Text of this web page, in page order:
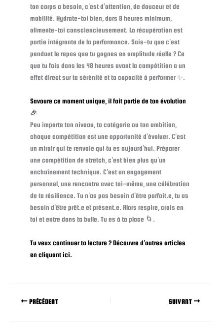
ton corps a besoin, c’est d’attention, de douceur et de
mobilité. Hydrate-toi bien, dors 8 heures minimum,
alimente-toi consciencieusement. La récupération est
partie intégrante de la performance. Sais-tu que c’est
pendant le repos que tu gagnes en amplitude réelle ? Ce
que tu fais dans les 48 heures avant la compétition a un
effet direct sur ta sérénité et ta capacité à performer ✨.
Savoure ce moment unique, il fait partie de ton évolution
🎉
Peu importe ton niveau, ta catégorie ou ton ambition,
chaque compétition est une opportunité d’évoluer. C’est
un miroir qui te renvoie qui tu es aujourd’hui. Préparer
une compétition de stretch, c’est bien plus qu’un
enchaînement technique. C’est un engagement
personnel, une rencontre avec toi-même, une célébration
de ta résilience. Tu n’as pas besoin d’être parfait.e, tu as
besoin d’être prêt.e et présent.e. Alors respire, crois en
toi et entre dans ta bulle. Tu es à ta place 🌀.
Tu veux continuer ta lecture ? Découvre d’autres articles
en cliquant ici.
PRÉCÉDENT SUIVANT